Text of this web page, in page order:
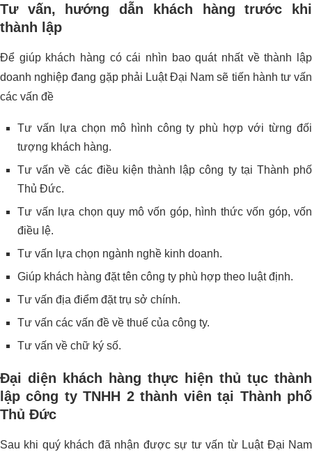
Tư vấn, hướng dẫn khách hàng trước khi
thành lập
Để giúp khách hàng có cái nhìn bao quát nhất về thành lập
doanh nghiệp đang gặp phải Luật Đại Nam sẽ tiến hành tư vấn
các vấn đề
Tư vấn lựa chọn mô hình công ty phù hợp với từng đối
tượng khách hàng.
Tư vấn về các điều kiện thành lập công ty tại Thành phố
Thủ Đức.
Tư vấn lựa chọn quy mô vốn góp, hình thức vốn góp, vốn
điều lệ.
Tư vấn lựa chọn ngành nghề kinh doanh.
Giúp khách hàng đặt tên công ty phù hợp theo luật định.
Tư vấn địa điểm đặt trụ sở chính.
Tư vấn các vấn đề về thuế của công ty.
Tư vấn về chữ ký số.
Đại diện khách hàng thực hiện thủ tục thành
lập công ty TNHH 2 thành viên tại Thành phố
Thủ Đức
Sau khi quý khách đã nhận được sự tư vấn từ Luật Đại Nam